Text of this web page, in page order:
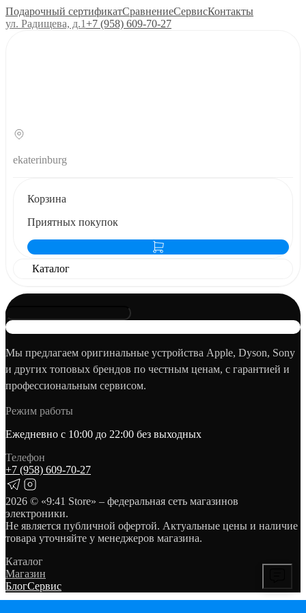
Подарочный сертификатСравнениеСервисКонтакты
ул. Радищева, д.1+7 (958) 609‑70‑27
ekaterinburg
Корзина
Приятных покупок
Каталог
Мы предлагаем оригинальные устройства Apple, Dyson, Sony
и других топовых брендов по честным ценам, с гарантией и
профессиональным сервисом.
Режим работы
Ежедневно с 10:00 до 22:00 без выходных
Телефон
+7 (958) 609‑70‑27
2026 © «9:41 Store» – федеральная сеть магазинов
электроники.
Не является публичной офертой. Актуальные цены и наличие
товара уточняйте у менеджеров магазина.
Каталог
Магазин
БлогСервис